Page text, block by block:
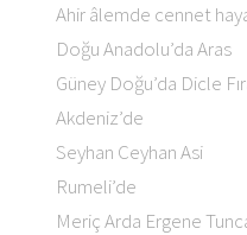
Ahir âlemde cennet
Doğu Anadolu’da Aras
Güney Doğu’da Dicle
Akdeniz’de
Seyhan Ceyhan Asi
Rumeli’de
Meriç Arda Ergene